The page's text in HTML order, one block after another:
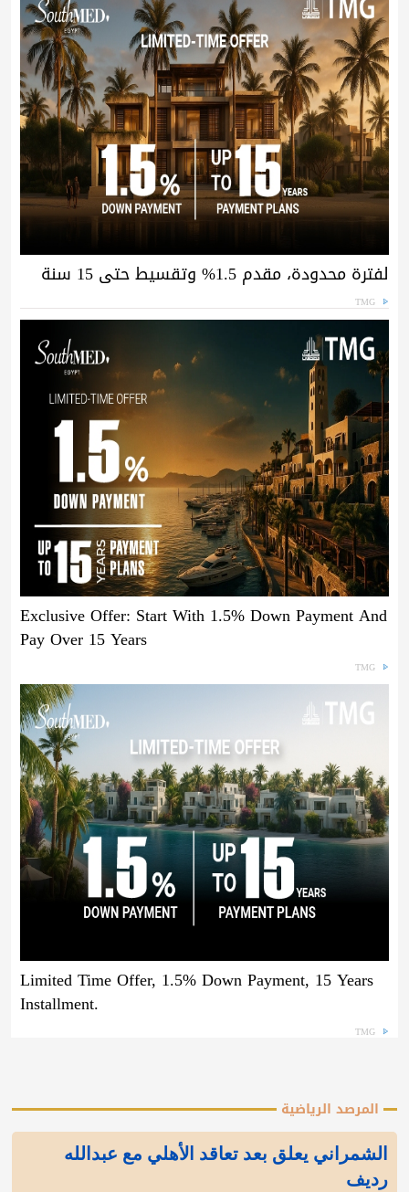
لفترة محدودة، مقدم 1.5% وتقسيط حتى 15 سنة
TMG
Exclusive Offer: Start With 1.5% Down Payment And
Pay Over 15 Years
TMG
Limited Time Offer, 1.5% Down Payment, 15 Years
Installment.
TMG
المرصد الرياضية
الشمراني يعلق بعد تعاقد الأهلي مع عبدالله
رديف